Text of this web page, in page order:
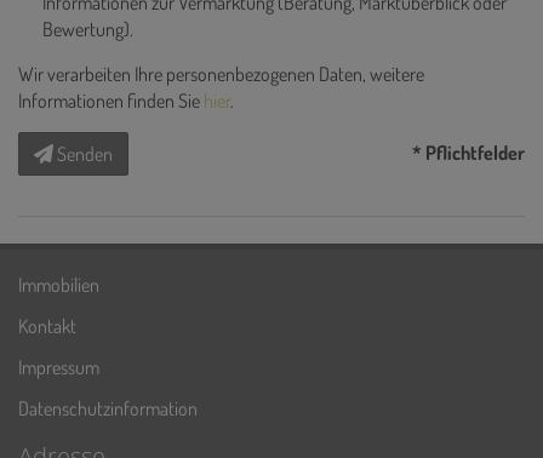
Bewertung).
Wir verarbeiten Ihre personenbezogenen Daten, weitere
Informationen finden Sie hier.
Senden * Pflichtfelder
Immobilien
Kontakt
Impressum
Datenschutzinformation